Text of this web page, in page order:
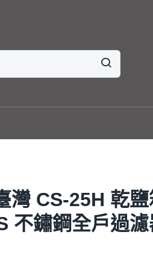
灣 CS-25H 乾
不鏽鋼全戶過濾